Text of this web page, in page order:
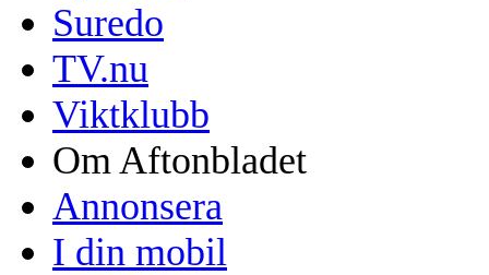
Suredo
TV.nu
Viktklubb
Om Aftonbladet
Annonsera
I din mobil